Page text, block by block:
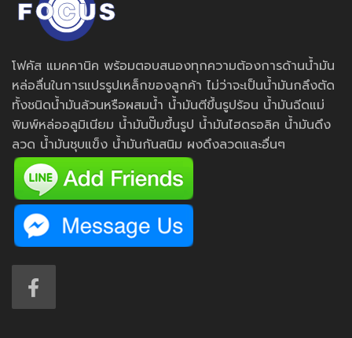
โฟคัส แมคคานิค พร้อมตอบสนองทุกความต้องการด้านน้ำมัน
หล่อลื่นในการแปรรูปเหล็กของลูกค้า ไม่ว่าจะเป็นน้ำมันกลึงตัด
ทั้งชนิดน้ำมันล้วนหรือผสมน้ำ น้ำมันตีขึ้นรูปร้อน น้ำมันฉีดแม่
พิมพ์หล่ออลูมิเนียม น้ำมันปั๊มขึ้นรูป น้ำมันไฮดรอลิค น้ำมันดึง
ลวด น้ำมันชุบแข็ง น้ำมันกันสนิม ผงดึงลวดและอื่นๆ